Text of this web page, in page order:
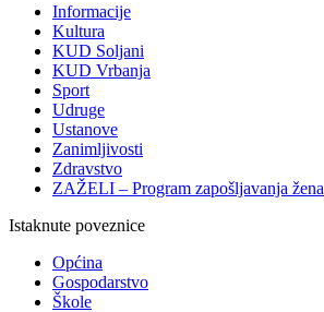
Informacije
Kultura
KUD Soljani
KUD Vrbanja
Sport
Udruge
Ustanove
Zanimljivosti
Zdravstvo
ZAŽELI – Program zapošljavanja žena
Istaknute poveznice
Općina
Gospodarstvo
Škole